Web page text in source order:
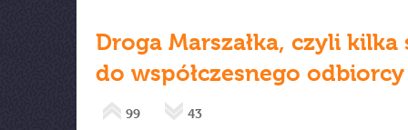
Droga Marszałka, czyli kilka
do współczesnego odbiorcy
99 43